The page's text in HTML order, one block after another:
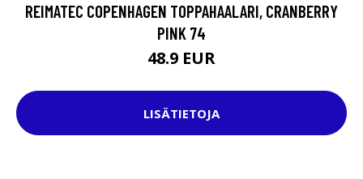
REIMATEC COPENHAGEN TOPPAHAALARI, CRANBERRY
PINK 74
48.9 EUR
LISÄTIETOJA